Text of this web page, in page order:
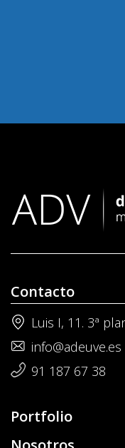
Contacto
Luis I, 11. 3ª
info@adeuve.es
91 187 67 38
Portfolio